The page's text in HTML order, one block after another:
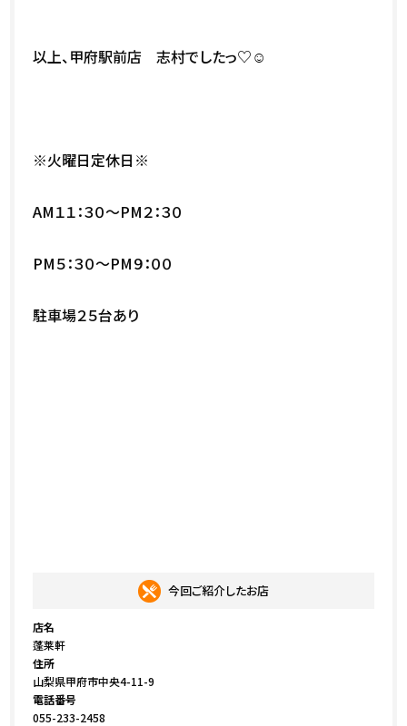
以上、甲府駅前店 志村でしたっ♡☺
※火曜日定休日※
AM１１：３０～PM２：３０
PM５：３０～PM９：００
駐車場２５台あり
今回ご紹介したお店
店名
蓬莱軒
住所
山梨県甲府市中央4-11-9
電話番号
055-233-2458